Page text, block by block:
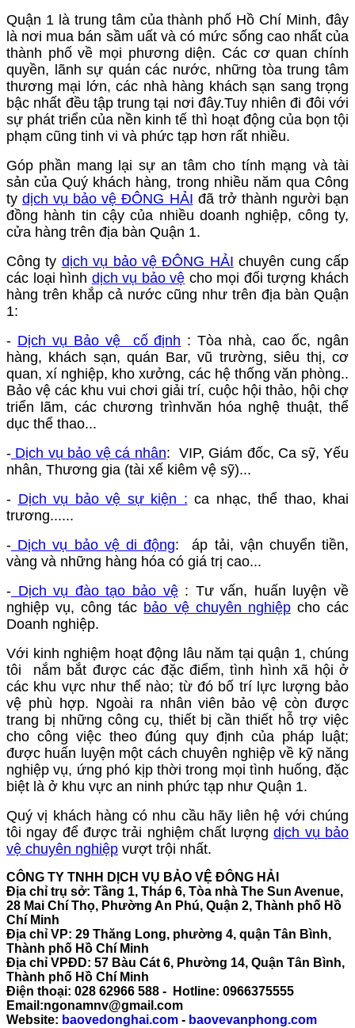
Quận 1 là trung tâm của thành phố Hồ Chí Minh, đây
là nơi mua bán sầm uất và có mức sống cao nhất của
thành phố về mọi phương diện. Các cơ quan chính
quyền, lãnh sự quán các nước, những tòa trung tâm
thương mại lớn, các nhà hàng khách sạn sang trọng
bậc nhất đều tập trung tại nơi đây.Tuy nhiên đi đôi với
sự phát triển của nền kinh tế thì hoạt động của bọn tội
phạm cũng tinh vi và phức tạp hơn rất nhiều.
Góp phần mang lại sự an tâm cho tính mạng và tài
sản của Quý khách hàng, trong nhiều năm qua Công
tydịch vụ bảo vệ ĐÔNG HẢI đã trở thành người bạn
đồng hành tin cậy của nhiều doanh nghiệp, công ty,
cửa hàng trên địa bàn Quận 1.
Công ty dịch vụ bảo vệĐÔNG HẢI chuyên cung cấp
các loại hình dịch vụ bảo vệ cho mọi đối tượng khách
hàng trên khắp cả nước cũng như trên địa bàn Quận
1:
- Dịch vụ Bảo vệ cố định : Tòa nhà, cao ốc, ngân
hàng, khách sạn, quán Bar, vũ trường, siêu thị, cơ
quan, xí nghiệp, kho xưởng, các hệ thống văn phòng..
Bảo vệ các khu vui chơi giải trí, cuộc hội thảo, hội chợ
triển lãm, các chương trìnhvăn hóa nghệ thuật, thể
dục thể thao...
- Dịch vụ bảo vệ cá nhân: VIP, Giám đốc, Ca sỹ, Yếu
nhân, Thương gia (tài xế kiêm vệ sỹ)...
- Dịch vụ bảo vệ sự kiện : ca nhạc, thể thao, khai
trương......
- Dịch vụ bảo vệ di động: áp tải, vận chuyển tiền,
vàng và những hàng hóa có giá trị cao...
- Dịch vụ đào tạo bảo vệ: Tư vấn, huấn luyện về
nghiệp vụ, công tác bảo vệ chuyên nghiệpcho các
Doanh nghiệp.
Với kinh nghiệm hoạt động lâu năm tại quận 1, chúng
tôi nắm bắt được các đặc điểm, tình hình xã hội ở
các khu vực như thế nào; từ đó bố trí lực lượng bảo
vệ phù hợp. Ngoài ra nhân viên bảo vệ còn được
trang bị những công cụ, thiết bị cần thiết hỗ trợ việc
cho công việc theo đúng quy định của pháp luật;
được huấn luyện một cách chuyên nghiệp về kỹ năng
nghiệp vụ, ứng phó kịp thời trong mọi tình huống, đặc
biệt là ở khu vực an ninh phức tạp như Quận 1.
Quý vị khách hàng có nhu cầu hãy liên hệ với chúng
tôi ngay để được trải nghiệm chất lượngdịch vụ bảo
vệ chuyên nghiệp vượt trội nhất.
CÔNG TY TNHH DỊCH VỤ BẢO VỆ ĐÔNG HẢI
Địa chỉ trụ sở: Tầng 1, Tháp 6, Tòa nhà The Sun Avenue,
28 Mai Chí Thọ, Phường An Phú, Quận 2, Thành phố Hồ
Chí Minh
Địa chỉ VP: 29 Thăng Long, phường 4, quận Tân Bình,
Thành phố Hồ Chí Minh
Địa chỉ VPĐD: 57 Bàu Cát 6, Phường 14, Quận Tân Bình,
Thành phố Hồ Chí Minh
Điện thoại: 028 62966 588 - Hotline: 0966375555
Email:ngonamnv@gmail.com
Website: baovedonghai.com - baovevanphong.com